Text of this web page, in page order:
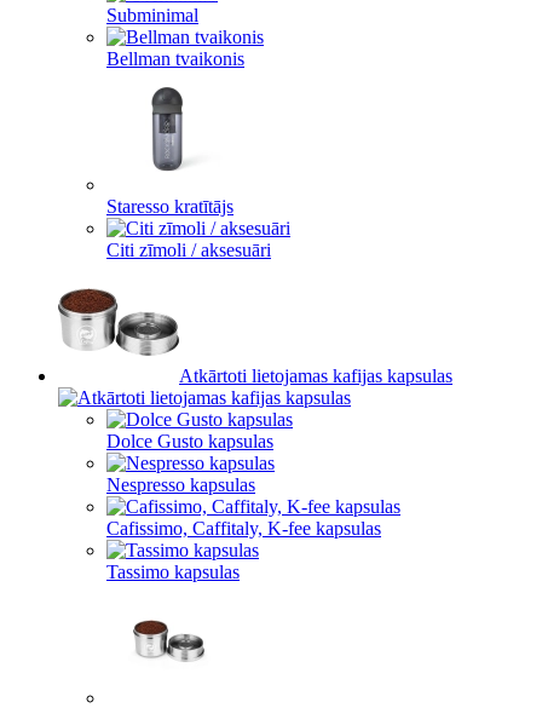
Subminimal
Bellman tvaikonis
Staresso kratītājs
Citi zīmoli / aksesuāri
Atkārtoti lietojamas kafijas kapsulas
Dolce Gusto kapsulas
Nespresso kapsulas
Cafissimo, Caffitaly, K-fee kapsulas
Tassimo kapsulas